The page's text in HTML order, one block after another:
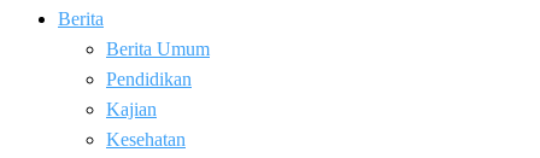
Berita
Berita Umum
Pendidikan
Kajian
Kesehatan